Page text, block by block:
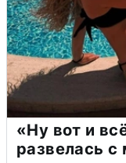
«Ну вот и
развелась